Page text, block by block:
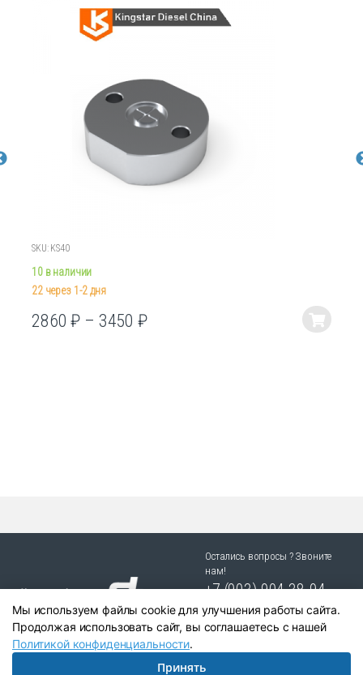
SKU: KS40
10 в наличии
22 через 1-2 дня
2860₽ – 3450₽
Этот
Остались вопросы ? Звоните
нам!
+7 (903) 904 38-94
г. Новосибирск, ул. Степная
25/1 к.1
Мы используем файлы cookie для улучшения работы сайта.
Продолжая использовать сайт, вы соглашаетесь с нашей
Политикой конфиденциальности.
Принять